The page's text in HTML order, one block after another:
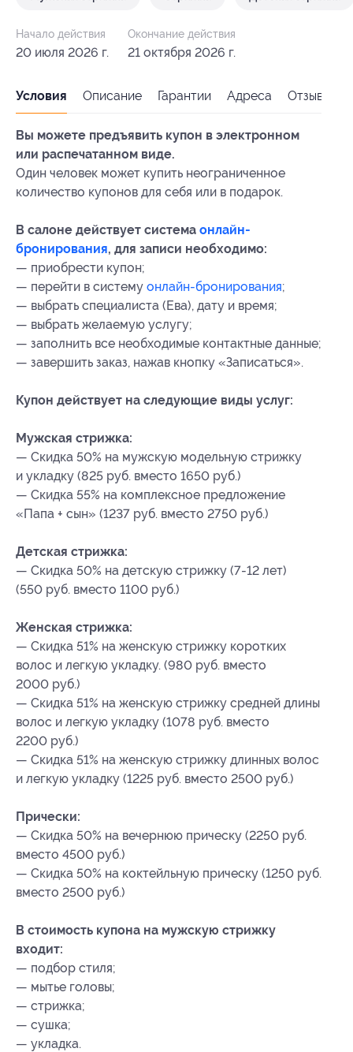
Начало действия
20 июля 2026 г.
Окончание действия
21 октября 2026 г.
Условия Описание Гарантии Адреса Отзывы
Вы можете предъявить купон в электронном
или распечатанном виде.
Один человек может купить неограниченное
количество купонов для себя или в подарок.
В салоне действует система онлайн-
бронирования, для записи необходимо:
— приобрести купон;
— перейти в систему онлайн-бронирования;
— выбрать специалиста (Ева), дату и время;
— выбрать желаемую услугу;
— заполнить все необходимые контактные данные;
— завершить заказ, нажав кнопку «Записаться».
Купон действует на следующие виды услуг:
Мужская стрижка:
— Скидка 50% на мужскую модельную стрижку
и укладку (825 руб. вместо 1650 руб.)
— Скидка 55% на комплексное предложение
«Папа + сын» (1237 руб. вместо 2750 руб.)
Детская стрижка:
— Скидка 50% на детскую стрижку (7-12 лет)
(550 руб. вместо 1100 руб.)
Женская стрижка:
— Скидка 51% на женскую стрижку коротких
волос и легкую укладку. (980 руб. вместо
2000 руб.)
— Скидка 51% на женскую стрижку средней длины
волос и легкую укладку (1078 руб. вместо
2200 руб.)
— Скидка 51% на женскую стрижку длинных волос
и легкую укладку (1225 руб. вместо 2500 руб.)
Прически:
— Скидка 50% на вечернюю прическу (2250 руб.
вместо 4500 руб.)
— Скидка 50% на коктейльную прическу (1250 руб.
вместо 2500 руб.)
В стоимость купона на мужскую стрижку
входит:
— подбор стиля;
— мытье головы;
— стрижка;
— сушка;
— укладка.